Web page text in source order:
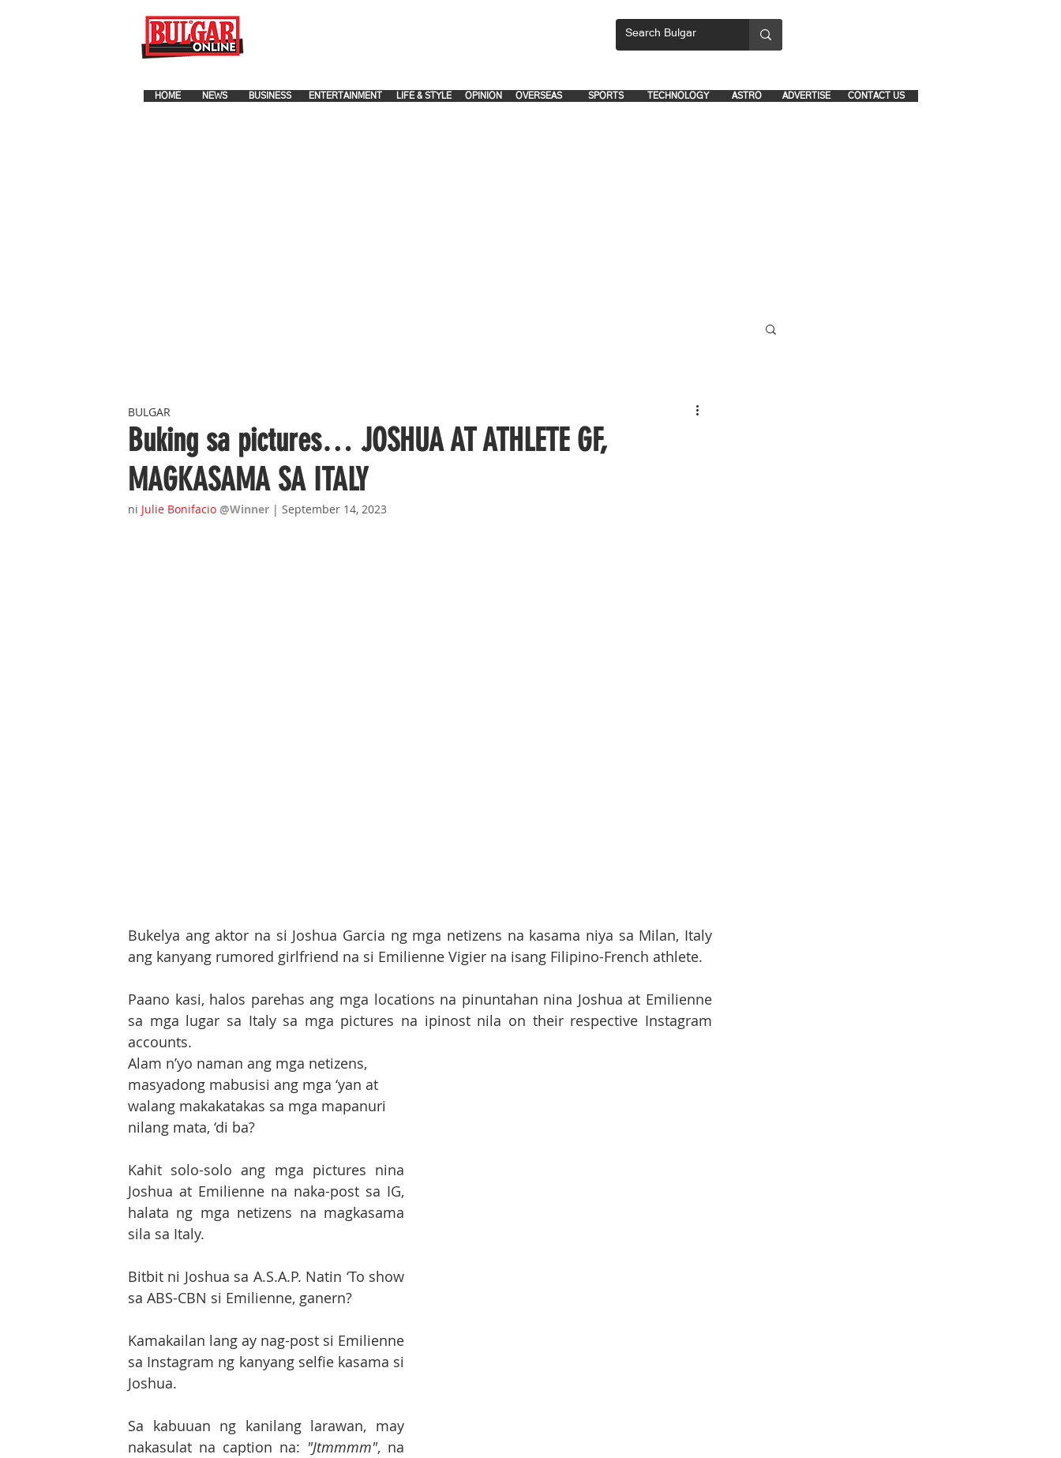
CONTACT US
ADVERTISE
ASTRO
TECHNOLOGY
SPORTS
OVERSEAS
OPINION
LIFE & STYLE
ENTERTAINMENT
NEWS
HOME BUSINESS . .
Buking sa pictures… JOSHUA AT ATHLETE GF,
MAGKASAMA SA ITALY
BULGAR
ni Julie Bonifacio @Winner | September 14, 2023
Bukelya ang aktor na si Joshua Garcia ng mga netizens na kasama niya sa Milan, Italy
ang kanyang rumored girlfriend na si Emilienne Vigier na isang Filipino-French athlete.
Paano kasi, halos parehas ang mga locations na pinuntahan nina Joshua at Emilienne
sa mga lugar sa Italy sa mga pictures na ipinost nila on their respective Instagram
accounts.
Alam n’yo naman ang mga netizens,
masyadong mabusisi ang mga ‘yan at
walang makakatakas sa mga mapanuri
nilang mata, ‘di ba?
Kahit solo-solo ang mga pictures nina
Joshua at Emilienne na naka-post sa IG,
halata ng mga netizens na magkasama
sila sa Italy.
Bitbit ni Joshua sa A.S.A.P. Natin ‘To show
sa ABS-CBN si Emilienne, ganern?
Kamakailan lang ay nag-post si Emilienne
sa Instagram ng kanyang selfie kasama si
Joshua.
Sa kabuuan ng kanilang larawan, may
nakasulat na caption na: "Jtmmmm", na